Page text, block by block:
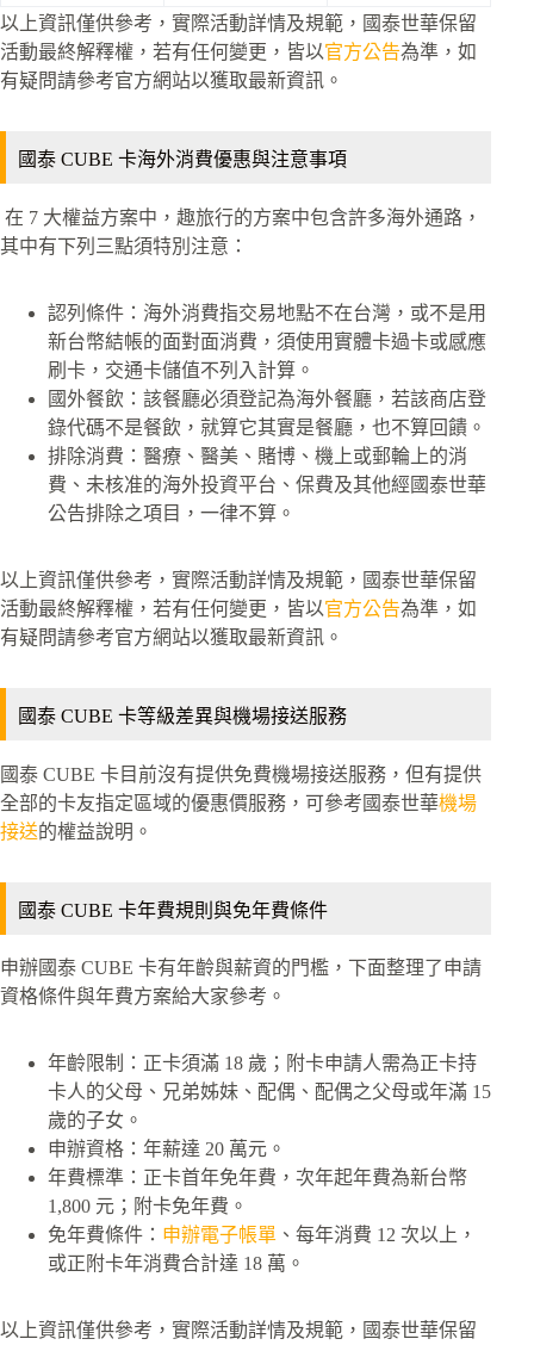
以上資訊僅供參考，實際活動詳情及規範，國泰世華保留
活動最終解釋權，若有任何變更，皆以官方公告為準，如
有疑問請參考官方網站以獲取最新資訊。
國泰 CUBE 卡海外消費優惠與注意事項
在 7 大權益方案中，趣旅行的方案中包含許多海外通路，
其中有下列三點須特別注意：
認列條件：海外消費指交易地點不在台灣，或不是用
新台幣結帳的面對面消費，須使用實體卡過卡或感應
刷卡，交通卡儲值不列入計算。
國外餐飲：該餐廳必須登記為海外餐廳，若該商店登
錄代碼不是餐飲，就算它其實是餐廳，也不算回饋。
排除消費：醫療、醫美、賭博、機上或郵輪上的消
費、未核准的海外投資平台、保費及其他經國泰世華
公告排除之項目，一律不算。
以上資訊僅供參考，實際活動詳情及規範，國泰世華保留
活動最終解釋權，若有任何變更，皆以官方公告為準，如
有疑問請參考官方網站以獲取最新資訊。
國泰 CUBE 卡等級差異與機場接送服務
國泰 CUBE 卡目前沒有提供免費機場接送服務，但有提供
全部的卡友指定區域的優惠價服務，可參考國泰世華機場
接送的權益說明。
國泰 CUBE 卡年費規則與免年費條件
申辦國泰 CUBE 卡有年齡與薪資的門檻，下面整理了申請
資格條件與年費方案給大家參考。
年齡限制：正卡須滿 18 歲；附卡申請人需為正卡持
卡人的父母、兄弟姊妹、配偶、配偶之父母或年滿 15
歲的子女。
申辦資格：年薪達 20 萬元。
年費標準：正卡首年免年費，次年起年費為新台幣
1,800 元；附卡免年費。
免年費條件： 申辦電子帳單 、每年消費 12 次以上，
或正附卡年消費合計達 18 萬。
以上資訊僅供參考，實際活動詳情及規範，國泰世華保留